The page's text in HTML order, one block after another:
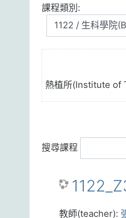
課程類別:
熱植所(Institute of
搜尋課程
教師(teacher):